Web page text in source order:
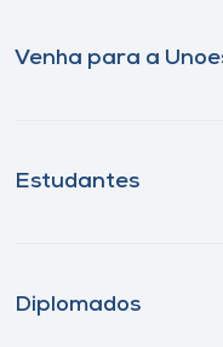
Venha para a
Estudantes
Diplomados